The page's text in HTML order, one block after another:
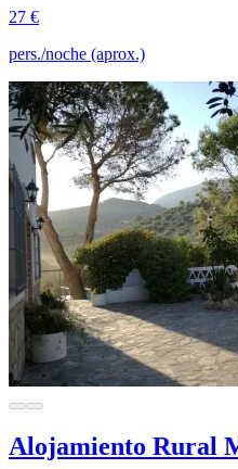
27 €
pers./noche (aprox.)
Alojamiento Rural